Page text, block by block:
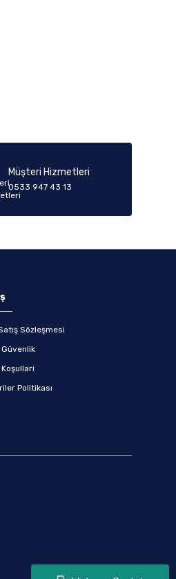
Müşteri Hizmetleri
0533 947 43 13
Sözleşmesi
Politikası